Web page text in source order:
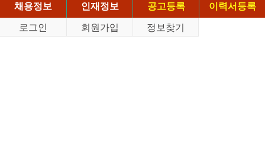
채용정보
인재정보 공고등록
이력서등록
로그인
회원가입 정보찾기